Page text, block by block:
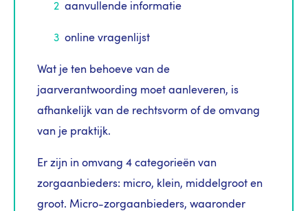
aanvullende informatie
online vragenlijst
Wat je ten behoeve van de
jaarverantwoording moet aanleveren, is
afhankelijk van de rechtsvorm of de omvang
van je praktijk.
Er zijn in omvang 4 categorieën van
zorgaanbieders: micro, klein, middelgroot en
groot. Micro-zorgaanbieders, waaronder